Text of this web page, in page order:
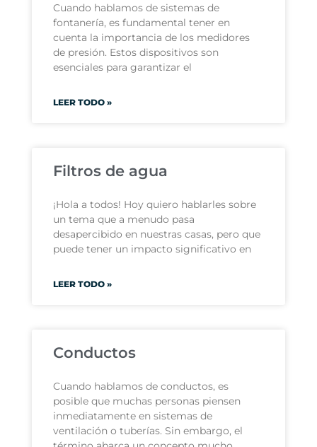
Cuando hablamos de sistemas de
fontanería, es fundamental tener en
cuenta la importancia de los medidores
de presión. Estos dispositivos son
esenciales para garantizar el
LEER TODO »
Filtros de agua
¡Hola a todos! Hoy quiero hablarles sobre
un tema que a menudo pasa
desapercibido en nuestras casas, pero que
puede tener un impacto significativo en
LEER TODO »
Conductos
Cuando hablamos de conductos, es
posible que muchas personas piensen
inmediatamente en sistemas de
ventilación o tuberías. Sin embargo, el